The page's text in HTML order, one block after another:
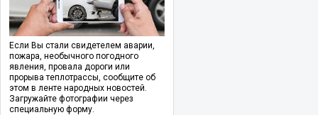
Если Вы стали свидетелем аварии,
пожара, необычного погодного
явления, провала дороги или
прорыва теплотрассы, сообщите об
этом в ленте народных новостей.
Загружайте фотографии через
специальную форму.